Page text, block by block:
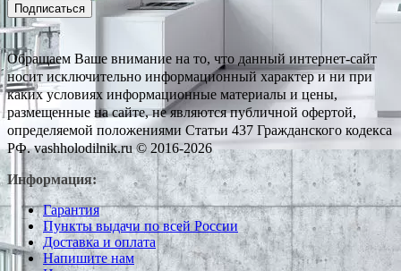
Подписаться
Обращаем Ваше внимание на то, что данный интернет-сайт
носит исключительно информационный характер и ни при
каких условиях информационные материалы и цены,
размещенные на сайте, не являются публичной офертой,
определяемой положениями Статьи 437 Гражданского кодекса
РФ. vashholodilnik.ru © 2016-2026
Информация:
Гарантия
Пункты выдачи по всей России
Доставка и оплата
Напишите нам